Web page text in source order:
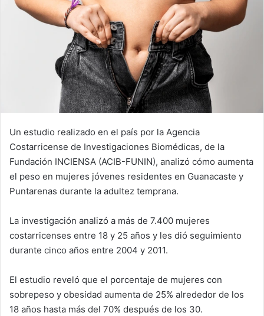
Un estudio realizado en el país por la Agencia
Costarricense de Investigaciones Biomédicas, de la
Fundación INCIENSA (ACIB-FUNIN), analizó cómo aumenta
el peso en mujeres jóvenes residentes en Guanacaste y
Puntarenas durante la adultez temprana.
La investigación analizó a más de 7.400 mujeres
costarricenses entre 18 y 25 años y les dió seguimiento
durante cinco años entre 2004 y 2011.
El estudio reveló que el porcentaje de mujeres con
sobrepeso y obesidad aumenta de 25% alrededor de los
18 años hasta más del 70% después de los 30.